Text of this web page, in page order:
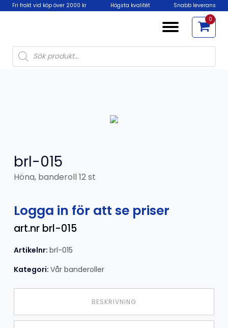
Fri frakt vid köp över 2000 kr Högsta kvalitét
Snabb leverans
0
Products
search
brl-015
Höna, banderoll 12 st
Logga in för att se priser
art.nr brl-015
Artikelnr: brl-015
Kategori: Vår banderoller
BESKRIVNING